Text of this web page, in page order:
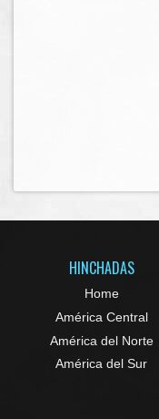
HINCHADAS
Home
América Central
América del Norte
América del Sur